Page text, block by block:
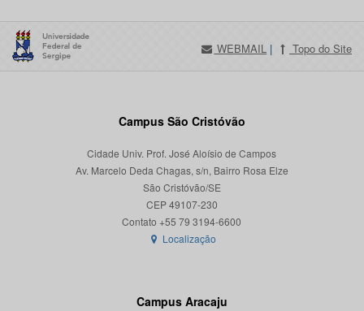
WEBMAIL | Topo do Site
Campus São Cristóvão
Cidade Univ. Prof. José Aloísio de Campos
Av. Marcelo Deda Chagas, s/n, Bairro Rosa Elze
São Cristóvão/SE
CEP 49107-230
Localização
Campus Aracaju